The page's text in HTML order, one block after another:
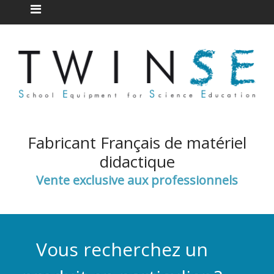
Fabricant Français de matériel
didactique
Vente exclusive aux professionnels
Vous recherchez un